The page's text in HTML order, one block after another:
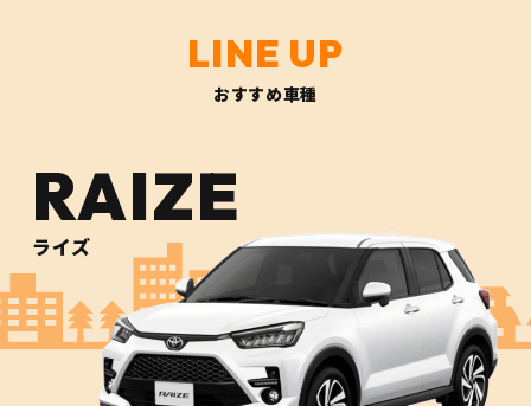
おすすめ車種
RAIZE
ライズ